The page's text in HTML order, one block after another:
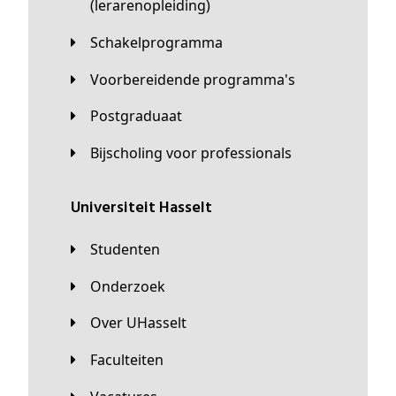
(lerarenopleiding)
Schakelprogramma
Voorbereidende programma's
Postgraduaat
Bijscholing voor professionals
universiteit Hasselt
Studenten
Onderzoek
Over UHasselt
Faculteiten